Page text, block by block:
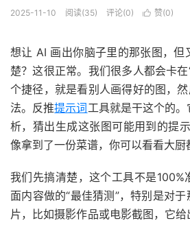
2025-11-10 阅读(35) 评论(0)  赞(0)
想让 AI 画出你脑子里的那张图，但
楚？这很正常。我们很多人都会卡
个捷径，就是看别人画得好的图，
法。反推提示词工具就是干这个的
析，猜出生成这张图可能用到的提
像拿到了一份菜谱，你可以看看大厨
我们先搞清楚，这个工具不是100%
面内容做的“最佳猜测”，特别是对
片，比如摄影作品或电影截图，它